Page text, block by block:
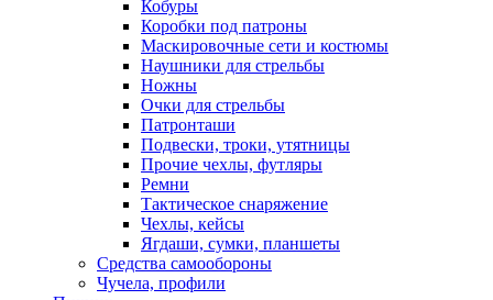
Кобуры
Коробки под патроны
Маскировочные сети и костюмы
Наушники для стрельбы
Ножны
Очки для стрельбы
Патронташи
Подвески, троки, утятницы
Прочие чехлы, футляры
Ремни
Тактическое снаряжение
Чехлы, кейсы
Ягдаши, сумки, планшеты
Средства самообороны
Чучела, профили